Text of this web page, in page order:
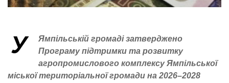
У
Ямпільській громаді затверджено
Програму підтримки та розвитку
агропромислового комплексу Ямпільської
міської територіальної громади на 2026–2028